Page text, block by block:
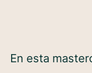
En esta